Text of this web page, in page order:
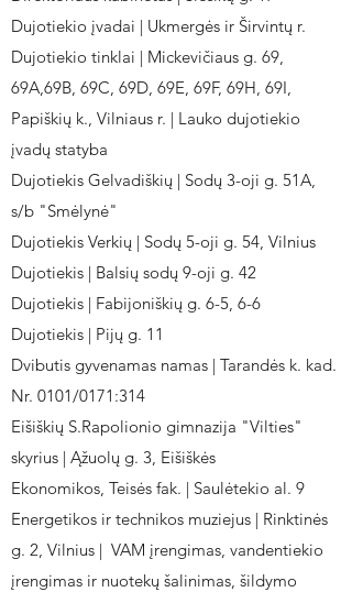
Dujotiekio įvadai | Ukmergės ir Širvintų r.
Dujotiekio tinklai | Mickevičiaus g. 69,
69A,69B, 69C, 69D, 69E, 69F, 69H, 69I,
Papiškių k., Vilniaus r. | Lauko dujotiekio
įvadų statyba
Dujotiekis Gelvadiškių | Sodų 3-oji g. 51A,
s/b "Smėlynė"
Dujotiekis Verkių | Sodų 5-oji g. 54, Vilnius
Dujotiekis | Balsių sodų 9-oji g. 42
Dujotiekis | Fabijoniškių g. 6-5, 6-6
Dujotiekis | Pijų g. 11
Dvibutis gyvenamas namas | Tarandės k. kad.
Nr. 0101/0171:314
Eišiškių S.Rapolionio gimnazija "Vilties"
skyrius | Ąžuolų g. 3, Eišiškės
Ekonomikos, Teisės fak. | Saulėtekio al. 9
Energetikos ir technikos muziejus | Rinktinės
g. 2, Vilnius | VAM įrengimas, vandentiekio
įrengimas ir nuotekų šalinimas, šildymo